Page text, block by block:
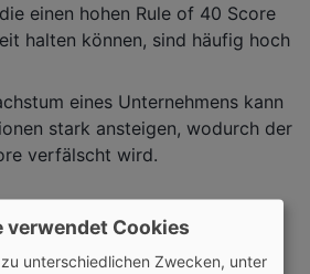
einen hohen Rule of 40 Score
halten können, sind häufig hoch
eines Unternehmens kann
stark ansteigen, wodurch der
verfälscht wird.
des Rule-of-40
verwendet Cookies
unterschiedlichen Zwecken, unter